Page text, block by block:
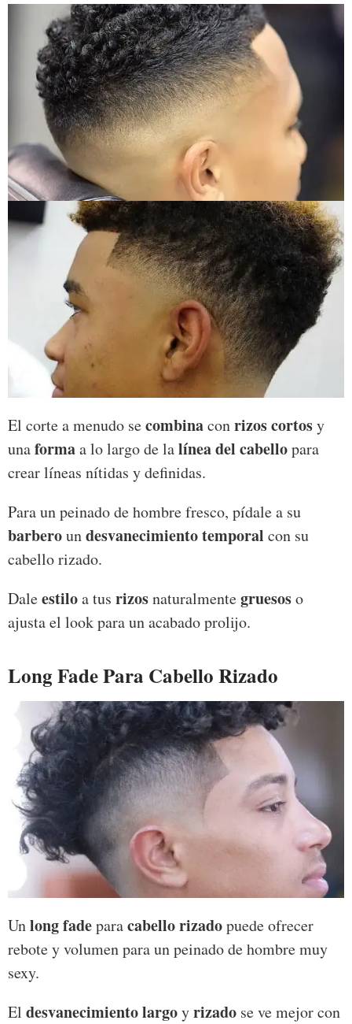
El corte a menudo secombinaconrizos cortosy
unaformaa lo largo de lalínea del cabellopara
crear líneas nítidas y definidas.
Para un peinado de hombre fresco, pídale a su
barberoundesvanecimiento temporal con su
cabello rizado.
Daleestiloa tus rizosnaturalmentegruesoso
ajusta el look para un acabado prolijo.
Long Fade Para Cabello Rizado
Unlong fadeparacabello rizadopuede ofrecer
rebote y volumen para un peinado de hombre muy
sexy.
El desvanecimiento largoyrizado se ve mejor con